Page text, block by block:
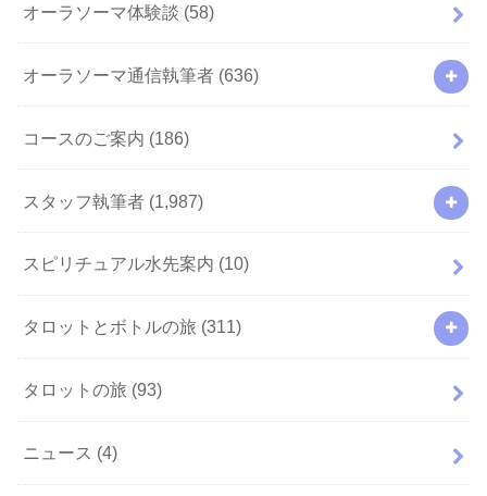
オーラソーマ体験談 (58)
オーラソーマ通信執筆者 (636)
コースのご案内 (186)
スタッフ執筆者 (1,987)
スピリチュアル水先案内 (10)
タロットとボトルの旅 (311)
タロットの旅 (93)
ニュース (4)